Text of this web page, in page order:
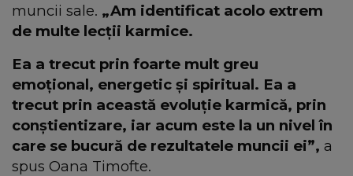
muncii sale. „Am identificat acolo extrem
de multe lecții karmice.
Ea a trecut prin foarte mult greu
emoțional, energetic și spiritual. Ea a
trecut prin această evoluție karmică, prin
conștientizare, iar acum este la un nivel în
care se bucură de rezultatele muncii ei”, a
spus Oana Timofte.